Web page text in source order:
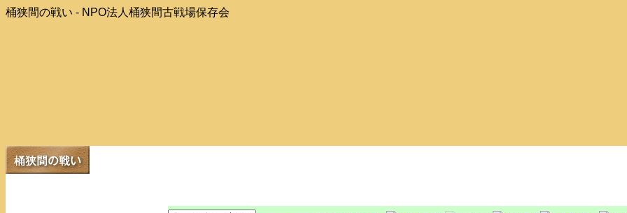
桶狭間の戦い - NPO法人桶狭間古戦場保存会